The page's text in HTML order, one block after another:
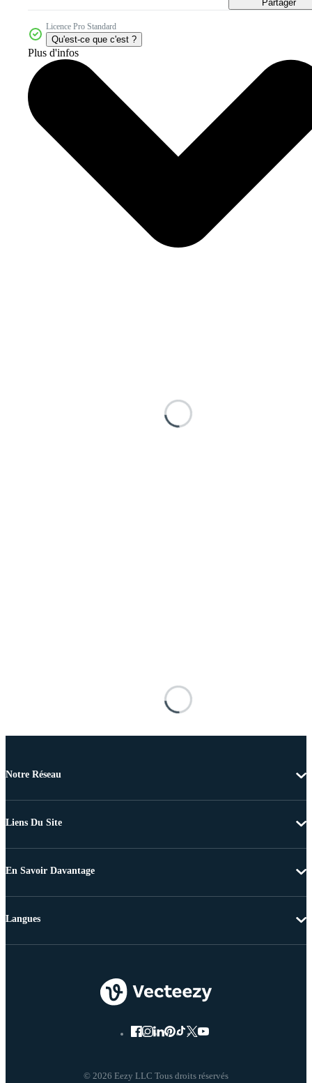
Partager
Licence Pro Standard
Qu'est-ce que c'est ?
Plus d'infos
Notre Réseau
Liens Du Site
En Savoir Davantage
© 2026 Eezy LLC Tous droits réservés
Langues